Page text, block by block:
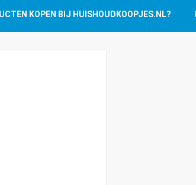
KOPEN BIJ HUISHOUDKOOPJES.NL?